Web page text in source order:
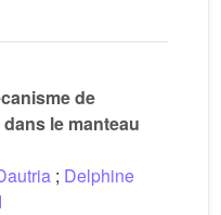
de
le manteau
; Delphine